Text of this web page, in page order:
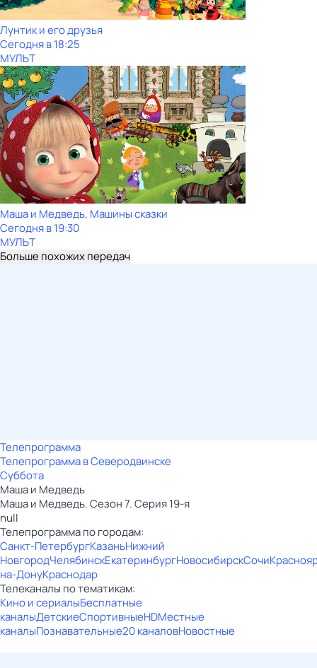
Лунтик и его друзья
Сегодня в 18:25
МУЛЬТ
Маша и Медведь, Машины сказки
Сегодня в 19:30
МУЛЬТ
Больше похожих передач
Телепрограмма
Телепрограмма в Северодвинске
Суббота
Маша и Медведь
Маша и Медведь. Сезон 7. Серия 19-я
null
Телепрограмма по городам:
Санкт-ПетербургКазаньНижний
НовгородЧелябинскЕкатеринбургНовосибирскСочи
на-ДонуКраснодар
Телеканалы по тематикам:
Кино и сериалыБесплатные
каналыДетскиеСпортивныеHDМестные
каналыПознавательные20 каналовНовостные